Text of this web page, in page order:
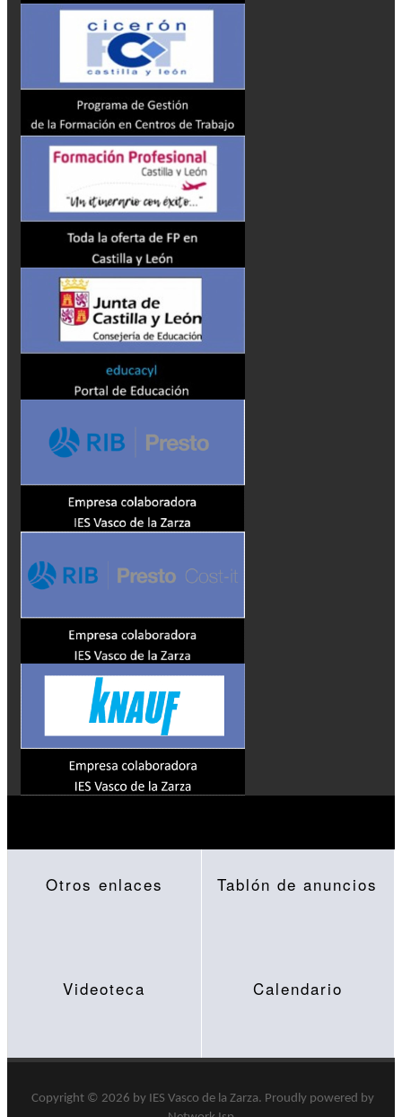
Otros enlaces Tablón de anuncios
Videoteca Calendario
Copyright © 2026 by IES Vasco de la Zarza. Proudly powered by